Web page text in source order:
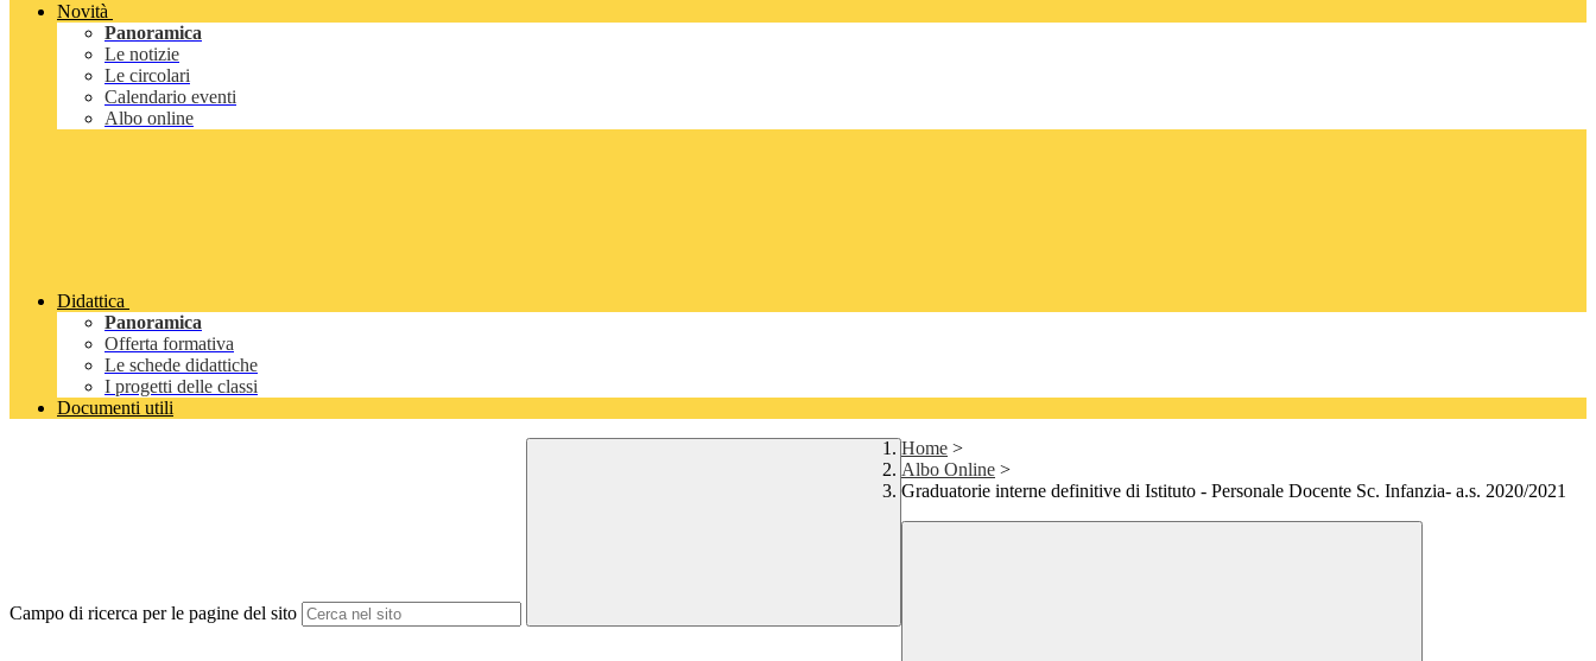
Novità
Panoramica
Le notizie
Le circolari
Calendario eventi
Albo online
Didattica
Panoramica
Offerta formativa
Le schede didattiche
I progetti delle classi
Documenti utili
Campo di ricerca per le pagine del sito
Home >
Albo Online >
Graduatorie interne definitive di Istituto - Personale Docente Sc. Infanzia- a.s. 2020/2021